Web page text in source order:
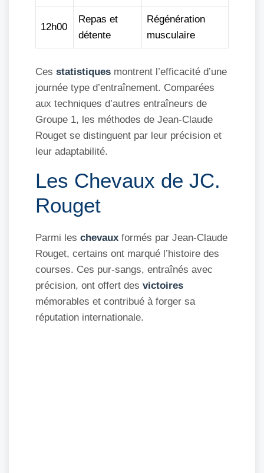
12h00
Repas et
détente
Régénération
musculaire
Ces statistiques montrent l’efficacité d’une
journée type d’entraînement. Comparées
aux techniques d’autres entraîneurs de
Groupe 1, les méthodes de Jean-Claude
Rouget se distinguent par leur précision et
leur adaptabilité.
Les Chevaux de JC.
Rouget
Parmi les chevaux formés par Jean-Claude
Rouget, certains ont marqué l’histoire des
courses. Ces pur-sangs, entraînés avec
précision, ont offert des victoires
mémorables et contribué à forger sa
réputation internationale.